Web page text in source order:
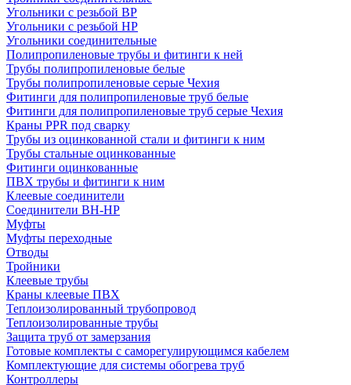
Угольники с резьбой ВР
Угольники с резьбой НР
Угольники соединительные
Полипропиленовые трубы и фитинги к ней
Трубы полипропиленовые белые
Трубы полипропиленовые серые Чехия
Фитинги для полипропиленовые труб белые
Фитинги для полипропиленовые труб серые Чехия
Краны PPR под сварку
Трубы из оцинкованной стали и фитинги к ним
Трубы стальные оцинкованные
Фитинги оцинкованные
ПВХ трубы и фитинги к ним
Клеевые соединители
Соединители ВН-НР
Муфты
Муфты переходные
Отводы
Тройники
Клеевые трубы
Краны клеевые ПВХ
Теплоизолированный трубопровод
Теплоизолированные трубы
Защита труб от замерзания
Готовые комплекты с саморегулирующимся кабелем
Комплектующие для системы обогрева труб
Контроллеры